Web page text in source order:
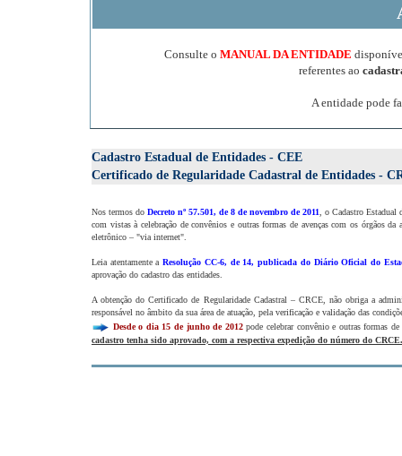
Consulte o MANUAL DA ENTIDADE
referentes ao
A entidade pode
Cadastro Estadual de Entidades - CEE
Certificado de Regularidade Cadastral de Entidades -
Nos termos do Decreto nº 57.501, de 8 de novembro de 2011 , o Cadastro
com vistas à celebração de convênios e outras formas de avenças com os órgãos
eletrônico – "via internet".
Leia atentamente aResolução CC-6, de 14, publicada do Diário Oficial do
aprovação do cadastro das entidades.
A obtenção do Certificado de Regularidade Cadastral – CRCE, não obriga a
responsável no âmbito da sua área de atuação, pela verificação e validação das
Desde o dia 15 de junho de 2012pode celebrar convênio e outras formas
cadastro tenha sido aprovado, com a respectiva expedição do número do CRCE.